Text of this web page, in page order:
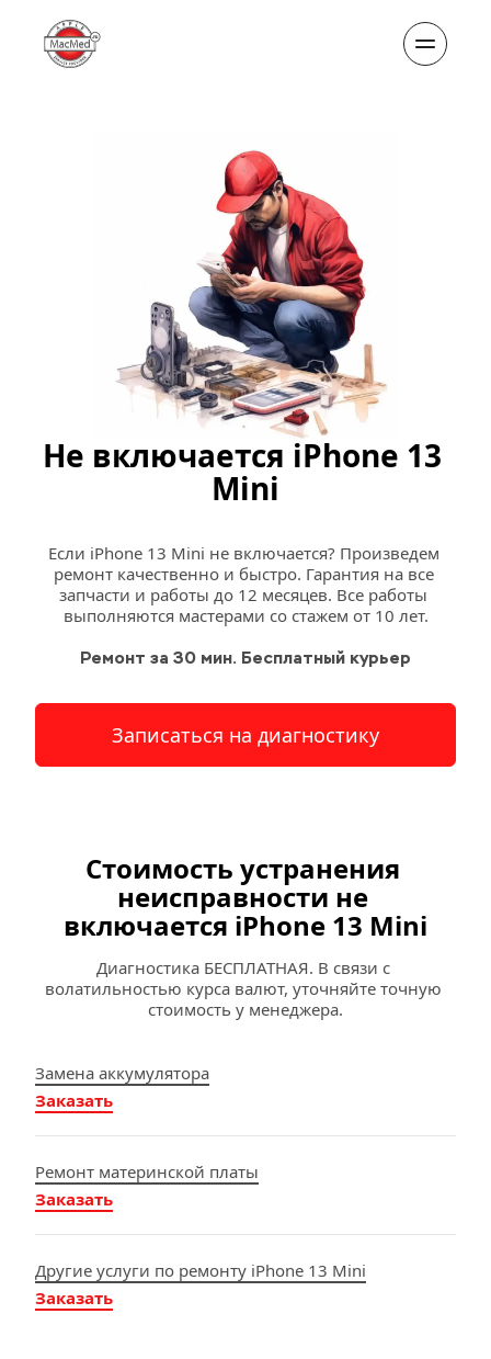
Не включается iPhone 13
Mini
Если iPhone 13 Mini не включается? Произведем
ремонт качественно и быстро. Гарантия на все
запчасти и работы до 12 месяцев. Все работы
выполняются мастерами со стажем от 10 лет.
Ремонт за 30 мин. Бесплатный курьер
Записаться на диагностику
Стоимость устранения
неисправности не
включается iPhone 13 Mini
Диагностика БЕСПЛАТНАЯ. В связи с
волатильностью курса валют, уточняйте точную
стоимость у менеджера.
Замена аккумулятора
Заказать
Ремонт материнской платы
Заказать
Другие услуги по ремонту iPhone 13 Mini
Заказать